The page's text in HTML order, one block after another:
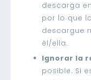
descarga
por lo que
descargue
él/ella.
Ignorar la
posible. Si